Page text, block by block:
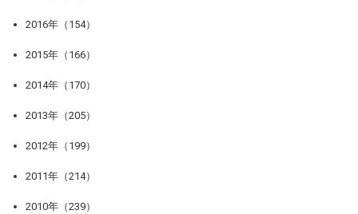
2016年（154）
2015年（166）
2014年（170）
2013年（205）
2012年（199）
2011年（214）
2010年（239）